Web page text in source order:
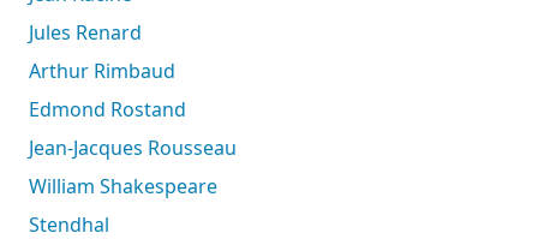
Jules Renard
Arthur Rimbaud
Edmond Rostand
Jean-Jacques Rousseau
William Shakespeare
Stendhal